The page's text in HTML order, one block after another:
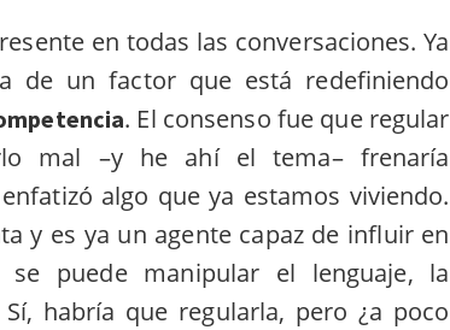
en todas las conversaciones. Ya
de un factor que está redefiniendo
. El consenso fue que regular
mal –y he ahí el tema– frenaría
enfatizó algo que ya estamos viviendo.
y es ya un agente capaz de influir en
se puede manipular el lenguaje, la
habría que regularla, pero ¿a poco